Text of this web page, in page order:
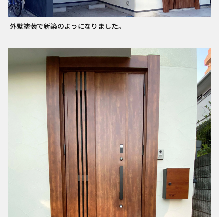
外壁塗装で新築のようになりました。